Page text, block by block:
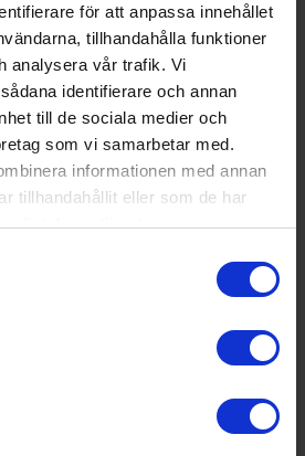
för att anpassa innehållet
tillhandahålla funktioner
analysera vår trafik. Vi
identifierare och annan
till de sociala medier och
som vi samarbetar med.
informationen med annan
tillhandahållit eller som de har
deras tjänster.
KÖP